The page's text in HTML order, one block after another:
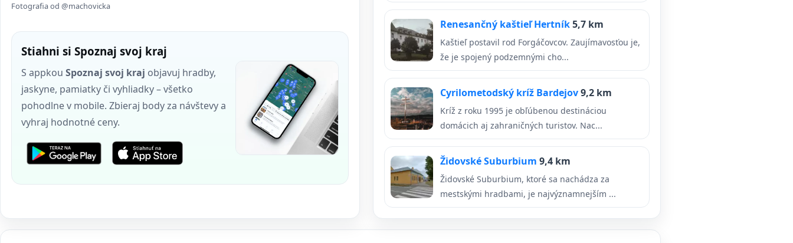
Fotografia od @machovicka
Stiahni si Spoznaj svoj kraj
S appkou Spoznaj svoj kraj objavuj hradby,
jaskyne, pamiatky či vyhliadky – všetko
pohodlne v mobile. Zbieraj body za návštevy a
vyhraj hodnotné ceny.
Renesančný kaštieľ Hertník5,7 km
Kaštieľ postavil rod Forgáčovcov. Zaujímavosťou je,
že je spojený podzemnými cho...
Cyrilometodský kríž Bardejov9,2 km
Kríž z roku 1995 je obľúbenou destináciou
domácich aj zahraničných turistov. Nac...
Židovské Suburbium 9,4 km
Židovské Suburbium, ktoré sa nachádza za
mestskými hradbami, je najvýznamnejším ...